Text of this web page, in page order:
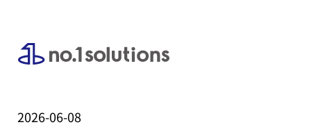
2026-06-08